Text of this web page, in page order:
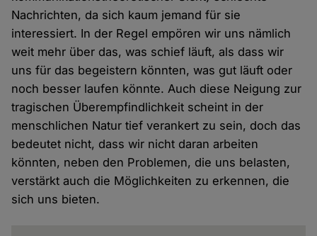
Nachrichten, da sich kaum jemand für sie
interessiert. In der Regel empören wir uns nämlich
weit mehr über das, was schief läuft, als dass wir
uns für das begeistern könnten, was gut läuft oder
noch besser laufen könnte. Auch diese Neigung zur
tragischen Überempfindlichkeit scheint in der
menschlichen Natur tief verankert zu sein, doch das
bedeutet nicht, dass wir nicht daran arbeiten
könnten, neben den Problemen, die uns belasten,
verstärkt auch die Möglichkeiten zu erkennen, die
sich uns bieten.